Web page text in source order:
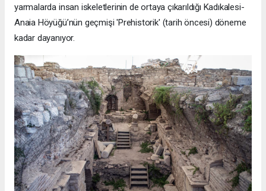
yarmalarda insan iskeletlerinin de ortaya çıkarıldığı Kadıkalesi-
Anaia Höyüğü’nün geçmişi 'Prehistorik' (tarih öncesi) döneme
kadar dayanıyor.